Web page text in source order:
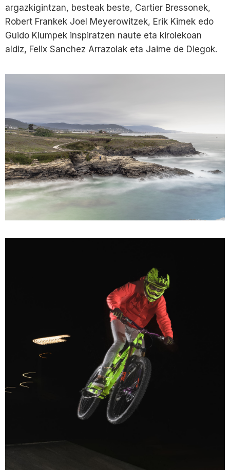
argazkigintzan, besteak beste, Cartier Bressonek,
Robert Frankek Joel Meyerowitzek, Erik Kimek edo
Guido Klumpek inspiratzen naute eta kirolekoan
aldiz, Felix Sanchez Arrazolak eta Jaime de Diegok.